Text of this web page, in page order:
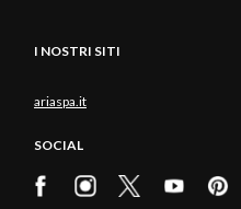
I NOSTRI SITI
ariaspa.it
SOCIAL